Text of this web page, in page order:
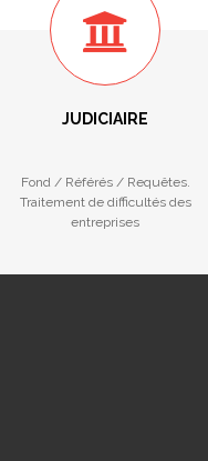
JUDICIAIRE
Fond / Référés / Requêtes.
Traitement de difficultés des
entreprises